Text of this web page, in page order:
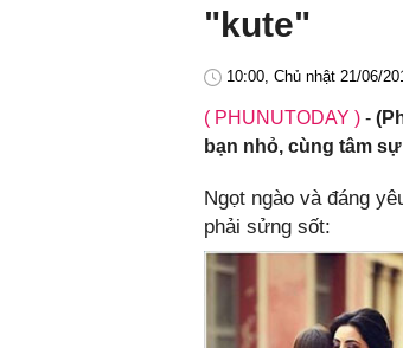
"kute"
10:00, Chủ nhật 21/06/
( PHUNUTODAY ) -
bạn nhỏ, cùng tâm
Ngọt ngào và đáng
phải sửng sốt: